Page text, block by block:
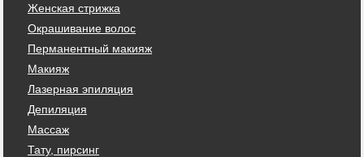
Женская стрижка
Окрашивание волос
Перманентный макияж
Макияж
Лазерная эпиляция
Депиляция
Массаж
Тату, пирсинг